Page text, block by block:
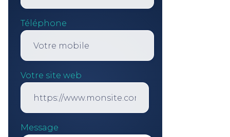
Téléphone
Votre site web
Message